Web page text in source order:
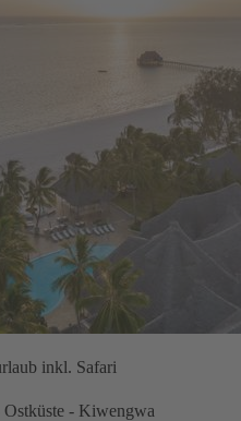
inkl. Safari
Ostküste - Kiwengwa